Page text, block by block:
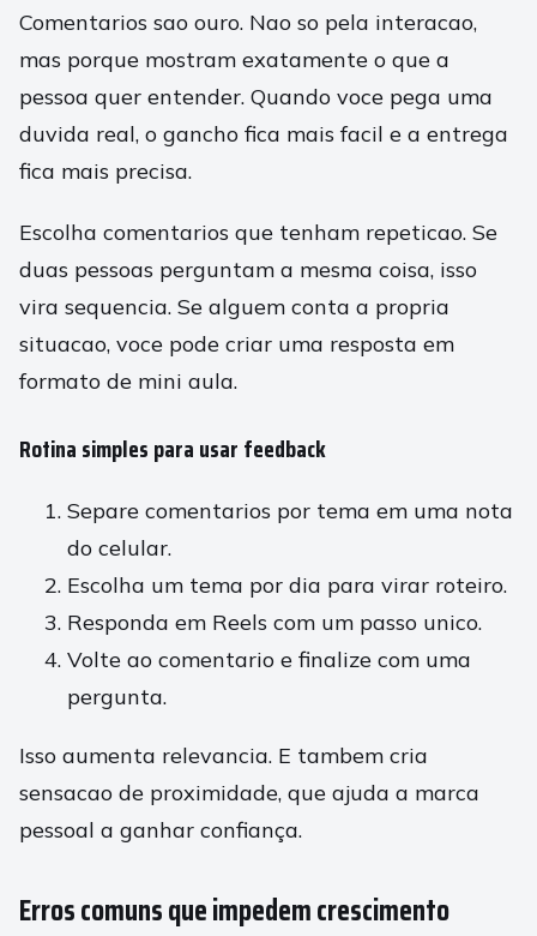
Comentarios sao ouro. Nao so pela interacao,
mas porque mostram exatamente o que a
pessoa quer entender. Quando voce pega uma
duvida real, o gancho fica mais facil e a entrega
fica mais precisa.
Escolha comentarios que tenham repeticao. Se
duas pessoas perguntam a mesma coisa, isso
vira sequencia. Se alguem conta a propria
situacao, voce pode criar uma resposta em
formato de mini aula.
Rotina simples para usar feedback
Separe comentarios por tema em uma nota
do celular.
Escolha um tema por dia para virar roteiro.
Responda em Reels com um passo unico.
Volte ao comentario e finalize com uma
pergunta.
Isso aumenta relevancia. E tambem cria
sensacao de proximidade, que ajuda a marca
pessoal a ganhar confiança.
Erros comuns que impedem crescimento